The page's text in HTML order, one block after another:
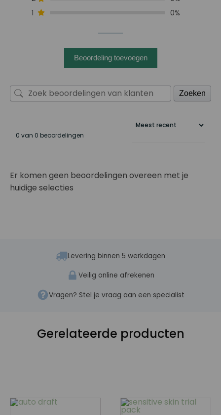
1
0%
Beoordeling toevoegen
Zoeken
0 van 0 beoordelingen
Er komen geen beoordelingen overeen met je
huidige selecties
Levering binnen 5 werkdagen
Veilig online afrekenen
Vragen? Stel je vraag aan een specialist
Gerelateerde producten